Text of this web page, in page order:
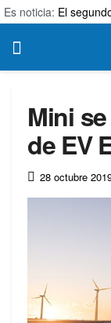
Es noticia: El
Mini
de EV
28 octubre